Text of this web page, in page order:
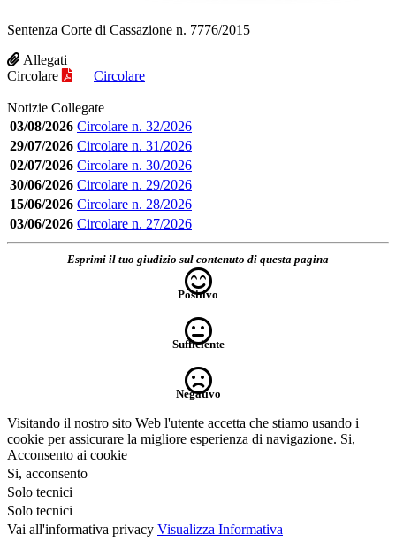
Sentenza Corte di Cassazione n. 7776/2015
Allegati
Circolare
Circolare
Notizie Collegate
03/08/2026 Circolare n. 32/2026
29/07/2026 Circolare n. 31/2026
02/07/2026 Circolare n. 30/2026
30/06/2026 Circolare n. 29/2026
15/06/2026 Circolare n. 28/2026
03/06/2026 Circolare n. 27/2026
Esprimi il tuo giudizio sul contenuto di questa pagina
Positivo
Sufficiente
Negativo
Visitando il nostro sito Web l'utente accetta che stiamo usando i
cookie per assicurare la migliore esperienza di navigazione. Si,
Acconsento ai cookie
Si, acconsento
Solo tecnici
Solo tecnici
Vai all'informativa privacy Visualizza Informativa